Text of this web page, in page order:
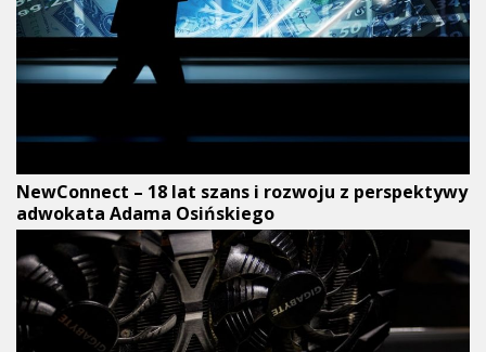
NewConnect – 18 lat szans i rozwoju z perspektywy
adwokata Adama Osińskiego